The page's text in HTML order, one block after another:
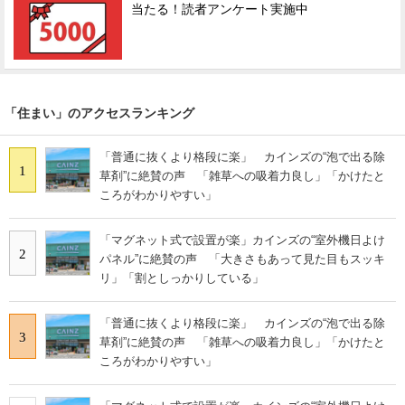
当たる！読者アンケート実施中
「住まい」のアクセスランキング
1
「普通に抜くより格段に楽」 カインズの“泡で出る除
草剤”に絶賛の声 「雑草への吸着力良し」「かけたと
ころがわかりやすい」
2
「マグネット式で設置が楽」カインズの“室外機日よけ
パネル”に絶賛の声 「大きさもあって見た目もスッキ
リ」「割としっかりしている」
3
「普通に抜くより格段に楽」 カインズの“泡で出る除
草剤”に絶賛の声 「雑草への吸着力良し」「かけたと
ころがわかりやすい」